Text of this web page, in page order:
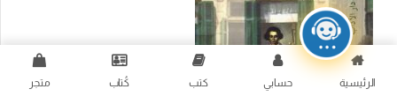
الرئيسية حسابي كتب كُتاب متجر